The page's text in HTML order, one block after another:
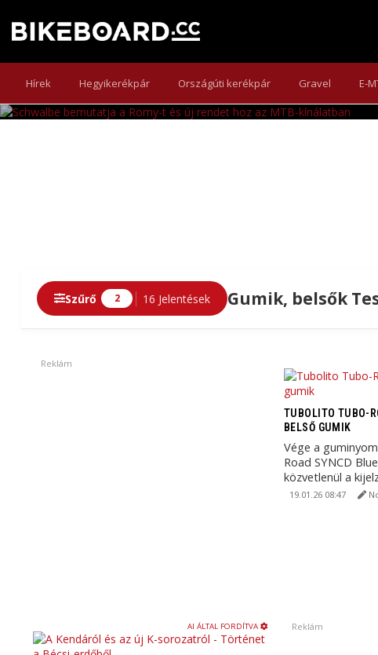
Hírek Hegyikerékpár Országúti kerékpár Gravel E-
SCHWALBE BEMUTATJA
A Schwalbe átdolgozott MTB-kínálata átgondolt
Gumik, belsők
Szűrő 2 16 Jelentések
Reklám
TUBOLITO TUBO-
BELSŐ GUMIK
Vége a
Road SYNCD
közvetlenül a
guminyomásodat.
19.01.26 08:47
AI ÁLTAL FORDÍTVA Reklám